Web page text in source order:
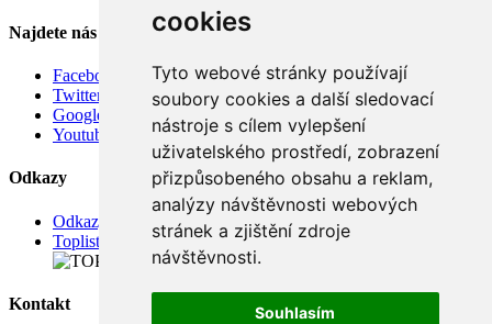
cookies
Tyto webové stránky používají
soubory cookies a další sledovací
nástroje s cílem vylepšení
uživatelského prostředí, zobrazení
přizpůsobeného obsahu a reklam,
analýzy návštěvnosti webových
stránek a zjištění zdroje
návštěvnosti.
Souhlasím
Najdete nás
Facebook
Twitter
Google
Youtube
Odkazy
Odkazy
Toplist
Kontakt